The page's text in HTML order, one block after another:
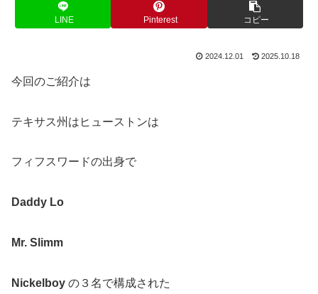
LINE Pinterest コピー
2024.12.01 2025.10.18
今回のご紹介は
テキサス州はヒューストンは
フィフスワードの出身で
Daddy Lo
Mr. Slimm
Nickelboy の３名で構成された